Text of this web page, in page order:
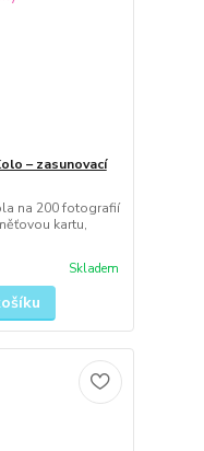
– zasunovací
na 200 fotografií
kartu,
Skladem